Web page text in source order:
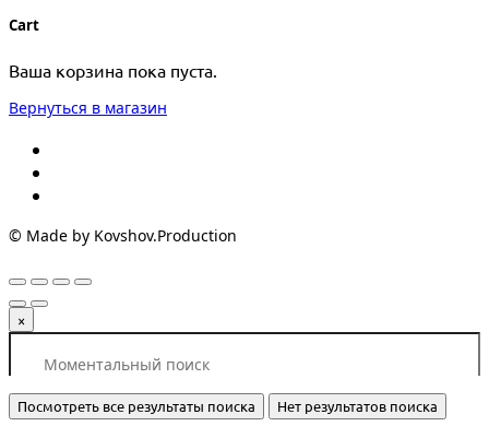
Cart
Ваша корзина пока пуста.
Вернуться в магазин
© Made by Kovshov.Production
×
Посмотреть все результаты поиска Нет результатов поиска